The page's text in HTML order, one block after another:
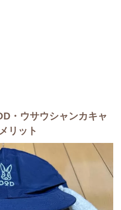
・ウサウシャンカキャ
リット